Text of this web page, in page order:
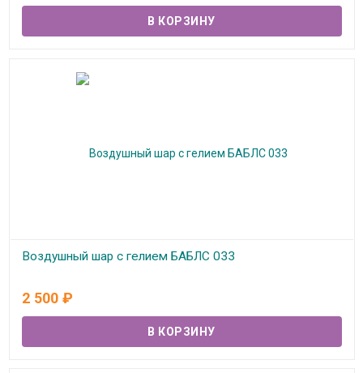
Воздушный шар с гелием БАБЛС 033
2 500 ₽